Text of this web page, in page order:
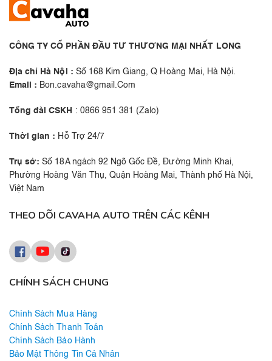
CÔNG TY CỔ PHẦN ĐẦU TƯ THƯƠNG MẠI NHẤT LONG
Địa chỉ Hà Nội : Số 168 Kim Giang, Q Hoàng Mai, Hà Nội.
Email : Bon.cavaha@gmail.Com
Tổng đài CSKH : 0866 951 381 (Zalo)
Thời gian : Hỗ Trợ 24/7
Trụ sở: Số 18A ngách 92 Ngõ Gốc Đề, Đường Minh Khai,
Phường Hoàng Văn Thụ, Quận Hoàng Mai, Thành phố Hà Nội,
Việt Nam
CHÍNH SÁCH CHUNG
Chính Sách Mua Hàng
Chính Sách Thanh Toán
Chính Sách Bảo Hành
Bảo Mật Thông Tin Cá Nhân
THEO DÕI CAVAHA AUTO TRÊN CÁC KÊNH